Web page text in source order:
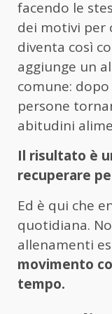
facendo le
dei motivi per
diventa così
aggiunge un
comune:
persone
abitudini
Il risultato è
recuperare
Ed è qui che
quotidiana.
allenamenti
movimento
tempo.